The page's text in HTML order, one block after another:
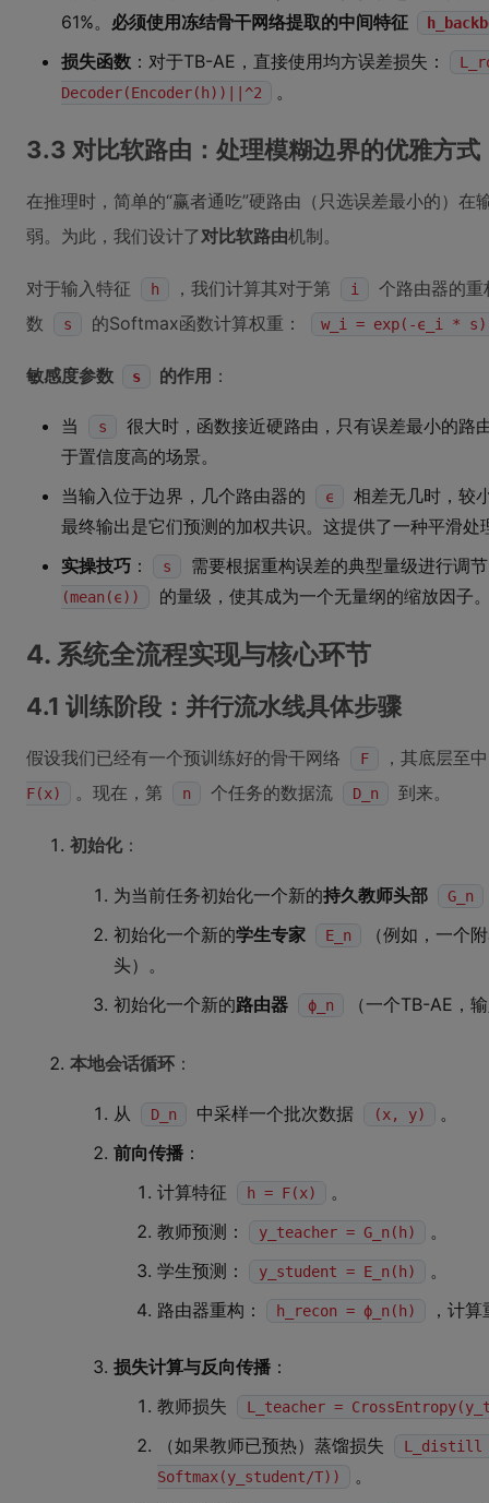
61%。 必须使用冻结骨干网络提取的中间特征
损失函数 ：对于TB-AE，直接使用均方误差损失：
Decoder(Encoder(h))||^2
。
3.3 对比软路由：处理模糊边界的优雅方式
在推理时，简单的“赢者通吃”硬路由（只选误差最小的）
弱。为此，我们设计了对比软路由机制。
对于输入特征 h ，我们计算其对于第 i
个路由器的
数
s 的Softmax函数计算权重： w_i = exp(-ϵ_i *
敏感度参数 s 的作用 ：
当 s
很大时，函数接近硬路由，只有误差最小的路
于置信度高的场景。
当输入位于边界，几个路由器的
ϵ
相差无几时，较
最终输出是它们预测的加权共识。这提供了一种平滑处
实操技巧 ： s 需要根据重构误差的典型量级进行调
(mean(ϵ)) 的量级，使其成为一个无量纲的缩放因子
4. 系统全流程实现与核心环节
4.1 训练阶段：并行流水线具体步骤
假设我们已经有一个预训练好的骨干网络 F ，其底层至
F(x) 。现在，第 n 个任务的数据流 D_n 到来。
初始化：
为当前任务初始化一个新的持久教师头部 G_n
初始化一个新的学生专家 E_n
（例如，一个
头）。
初始化一个新的路由器 ϕ_n （一个TB-AE，
本地会话循环 ：
从 D_n 中采样一个批次数据 (x, y)
。
前向传播 ：
计算特征
h = F(x)
。
教师预测：
y_teacher = G_n(h)
。
学生预测：
y_student = E_n(h)
。
路由器重构：
h_recon = ϕ_n(h) ，计
损失计算与反向传播 ：
教师损失
L_teacher =
（如果教师已预热）蒸馏损失
L_distill
Softmax(y_student/T))
。